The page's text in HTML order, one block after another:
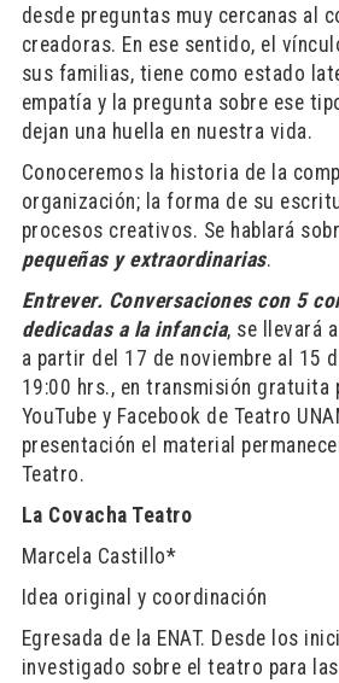
desde preguntas muy cercanas al
creadoras. En ese sentido, el
sus familias, tiene como estado
empatía y la pregunta sobre ese
dejan una huella en nuestra vida.
Conoceremos la historia de la
organización; la forma de su
procesos creativos. Se hablará
pequeñas y extraordinarias.
Entrever. Conversaciones con 5
dedicadas a la infancia, se llevará
a partir del 17 de noviembre al 15
19:00 hrs., en transmisión gratuita
YouTube y Facebook de Teatro
presentación el material
Teatro.
La Covacha Teatro
Marcela Castillo*
Idea original y coordinación
Egresada de la ENAT. Desde los
investigado sobre el teatro para